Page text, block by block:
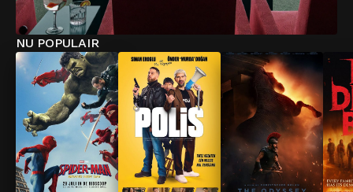
NU POPULAIR